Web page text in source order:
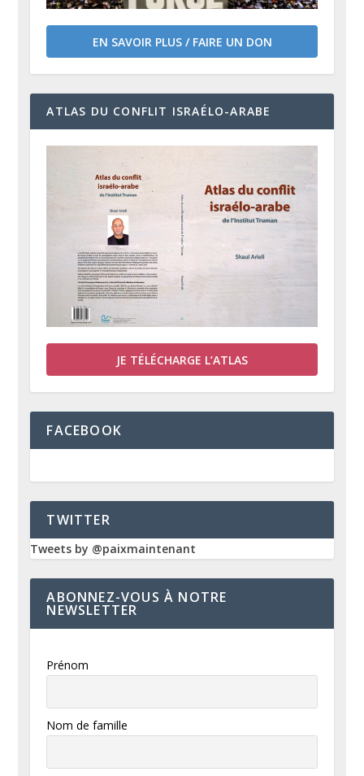
EN SAVOIR PLUS / FAIRE UN DON
ATLAS DU CONFLIT ISRAÉLO-ARABE
JE TÉLÉCHARGE L’ATLAS
FACEBOOK
TWITTER
Tweets by @paixmaintenant
ABONNEZ-VOUS À NOTRE
NEWSLETTER
Prénom
Nom de famille